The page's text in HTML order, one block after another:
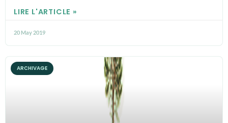
LIRE L'ARTICLE »
20 May 2019
ARCHIVAGE